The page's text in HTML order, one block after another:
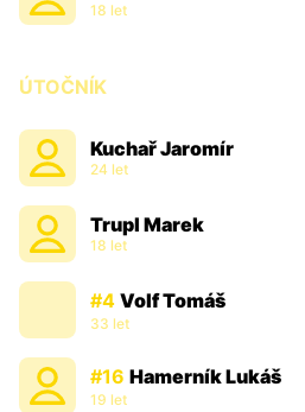
18 let
ÚTOČNÍK
Kuchař Jaromír
24 let
Trupl Marek
18 let
Volf Tomáš
#4
33 let
Hamerník Lukáš
#16
19 let